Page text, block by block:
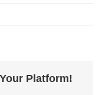
Platform!